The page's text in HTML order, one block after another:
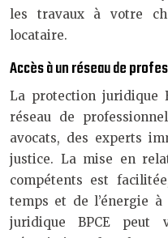
les travaux à votre
locataire.
Accès à un réseau de
La protection juridique
réseau de
avocats, des experts
justice. La mise en
compétents est
temps et de l’énergie
juridique BPCE peut